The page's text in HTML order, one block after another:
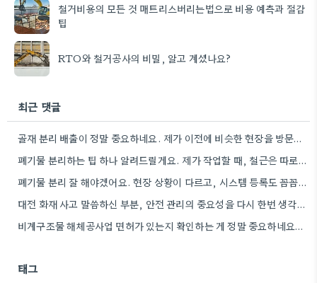
철거비용의 모든 것 매트리스버리는법으로 비용 예측과 절감
팁
RTO와 철거공사의 비밀, 알고 계셨나요?
최근 댓글
골재 분리 배출이 정말 중요하네요. 제가 이전에 비슷한 현장을 방문했을 때도 이렇게 철저하게 분류하지 않은…
폐기물 분리하는 팁 하나 알려드릴게요. 제가 작업할 때, 철근은 따로 모아두고 골재는 색깔별로 구분해서 보관했는데,…
폐기물 분리 잘 해야겠어요. 현장 상황이 다르고, 시스템 등록도 꼼꼼히 확인해야 하니까.
대전 화재 사고 말씀하신 부분, 안전 관리의 중요성을 다시 한번 생각하게 되네요. 특히 규모가 큰…
비계구조물 해체공사업 면허가 있는지 확인하는 게 정말 중요하네요. 저도 이전 철거 시 이런 부분을 꼼꼼히…
태그